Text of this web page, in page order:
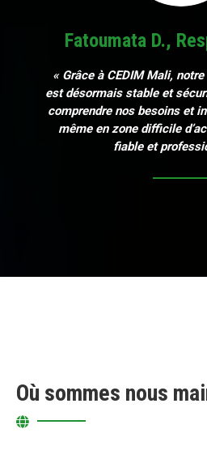
Fatoumata D.,
« Grâce à CEDIM Mali,
est désormais stable et
comprendre nos besoins et
même en zone difficile
fiable et
Où sommes nous